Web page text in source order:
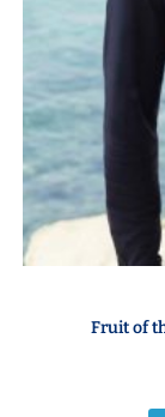
Fruit of